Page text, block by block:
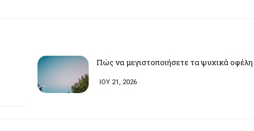
Πώς να μεγιστοποιήσετε τα ψυχικά
ΙΟΥ 21, 2026